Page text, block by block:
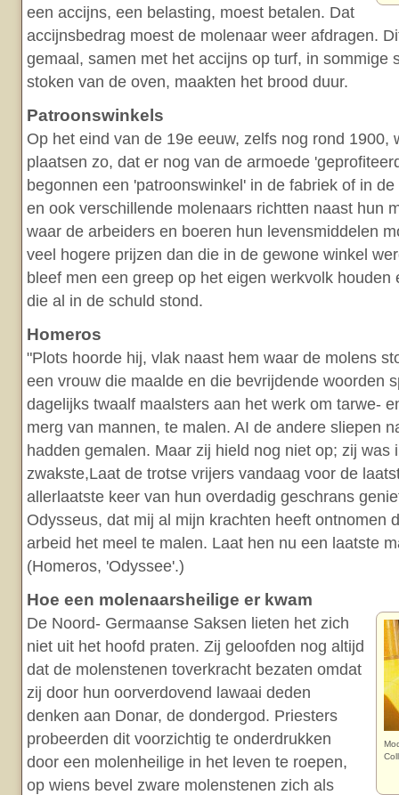
een accijns, een belasting, moest betalen. Dat
accijnsbedrag moest de molenaar weer afdragen.
gemaal, samen met het accijns op turf, in sommige
stoken van de oven, maakten het brood duur.
Patroonswinkels
Op het eind van de 19e eeuw, zelfs nog rond 1900,
plaatsen zo, dat er nog van de armoede
begonnen een 'patroonswinkel' in de fabriek of in
en ook verschillende molenaars richtten naast hun
waar de arbeiders en boeren hun levensmiddelen
veel hogere prijzen dan die in de gewone winkel
bleef men een greep op het eigen werkvolk houden
die al in de schuld stond.
Homeros
"Plots hoorde hij, vlak naast hem waar de molens
een vrouw die maalde en die bevrijdende woorden
dagelijks twaalf maalsters aan het werk om tarwe-
merg van mannen, te malen. AI de andere sliepen
hadden gemalen. Maar zij hield nog niet op; zij was
zwakste,Laat de trotse vrijers vandaag voor de
allerlaatste keer van hun overdadig geschrans
Odysseus, dat mij al mijn krachten heeft ontnomen
arbeid het meel te malen. Laat hen nu een laatste
(Homeros, 'Odyssee'.)
Hoe een molenaarsheilige er kwam
De Noord- Germaanse Saksen lieten het zich
niet uit het hoofd praten. Zij geloofden nog altijd
dat de molenstenen toverkracht bezaten omdat
zij door hun oorverdovend lawaai deden
denken aan Donar, de dondergod. Priesters
probeerden dit voorzichtig te onderdrukken
door een molenheilige in het leven te roepen,
op wiens bevel zware molenstenen zich als